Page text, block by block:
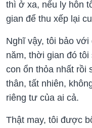
thì ở xa, nếu ly hôn
gian để thu xếp lại
Nghĩ vậy, tôi bảo
năm, thời gian đó
con ổn thỏa nhất rồi
thân, tất nhiên,
riêng tư của ai cả.
Thật may, tôi được